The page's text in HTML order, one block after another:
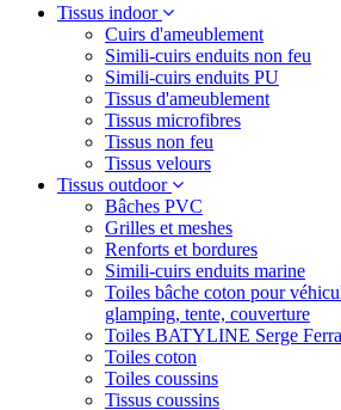
Tissus indoor
Cuirs d'ameublement
Simili-cuirs enduits non feu
Simili-cuirs enduits PU
Tissus d'ameublement
Tissus microfibres
Tissus non feu
Tissus velours
Tissus outdoor
Bâches PVC
Grilles et meshes
Renforts et bordures
Simili-cuirs enduits marine
Toiles bâche coton pour
glamping, tente, couverture
Toiles BATYLINE Serge
Toiles coton
Toiles coussins
Tissus coussins